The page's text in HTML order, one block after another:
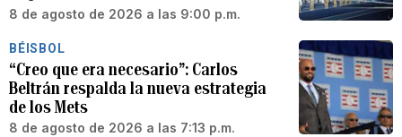
8 de agosto de 2026 a las 9:00 p.m.
BÉISBOL
“Creo que era necesario”: Carlos
Beltrán respalda la nueva estrategia
de los Mets
8 de agosto de 2026 a las 7:13 p.m.